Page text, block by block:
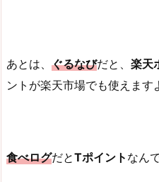
あとは、 ぐるなびだと、 楽天
ントが楽天市場でも使えます
食べログだとTポイント なん